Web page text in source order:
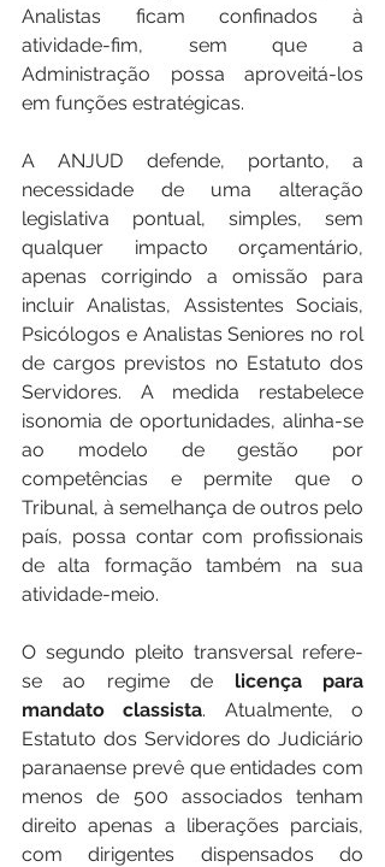
Analistas ficam confinados à
atividade-fim, sem que a
Administração possa aproveitá-los
em funções estratégicas.
A ANJUD defende, portanto, a
necessidade de uma alteração
legislativa pontual, simples, sem
qualquer impacto orçamentário,
apenas corrigindo a omissão para
incluir Analistas, Assistentes Sociais,
Psicólogos e Analistas Seniores no rol
de cargos previstos no Estatuto dos
Servidores. A medida restabelece
isonomia de oportunidades, alinha-se
ao modelo de gestão por
competências e permite que o
Tribunal, à semelhança de outros pelo
país, possa contar com profissionais
de alta formação também na sua
atividade-meio.
O segundo pleito transversal refere-
se ao regime de licença para
mandato classista. Atualmente, o
Estatuto dos Servidores do Judiciário
paranaense prevê que entidades com
menos de 500 associados tenham
direito apenas a liberações parciais,
com dirigentes dispensados do